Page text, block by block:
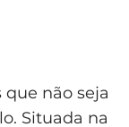
não seja
Situada na